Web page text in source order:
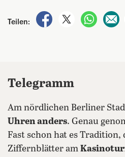
Teilen:
auf Facebook teilen
auf X teilen
per
Telegramm
Am nördlichen Berliner
Uhren anders. Genau
Fast schon hat es Tradition,
Ziffernblätter am